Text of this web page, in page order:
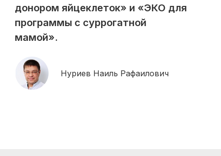
донором яйцеклеток» и «ЭКО для
программы с суррогатной
мамой».
Нуриев Наиль Рафаилович